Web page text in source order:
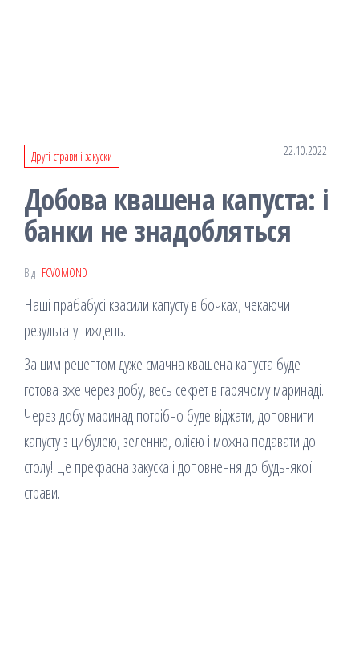
Другі страви і закуски 22.10.2022
Добова квашена капуста: і
банки не знадобляться
Від FCVOMOND
Наші прабабусі квасили капусту в бочках, чекаючи
результату тиждень.
За цим рецептом дуже смачна квашена капуста буде
готова вже через добу, весь секрет в гарячому маринаді.
Через добу маринад потрібно буде віджати, доповнити
капусту з цибулею, зеленню, олією і можна подавати до
столу! Це прекрасна закуска і доповнення до будь-якої
страви.